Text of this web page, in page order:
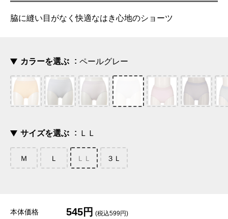
脇に縫い目がなく快適なはき心地のショーツ
カラーを選ぶ ペールグレー
サイズを選ぶ ＬＬ
Ｍ Ｌ ＬＬ ３Ｌ
本体価格 545円 (税込599円)